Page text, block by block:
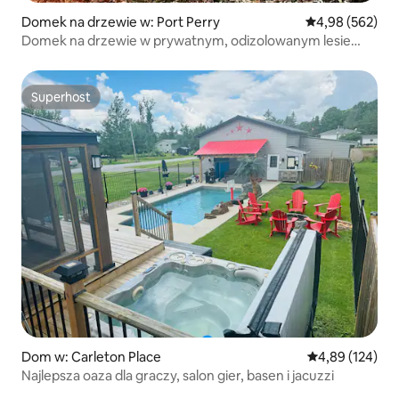
Domek na drzewie w: Port Perry Średnia
4,98 (562)
Domek na drzewie w prywatnym, odizolowanym lesie
Superhost
Superhost
Dom w: Carleton Place Średnia
4,89 (124)
Najlepsza oaza dla graczy, salon gier, basen i jacuzzi